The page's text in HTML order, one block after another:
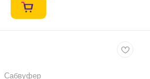
Сабвуфер